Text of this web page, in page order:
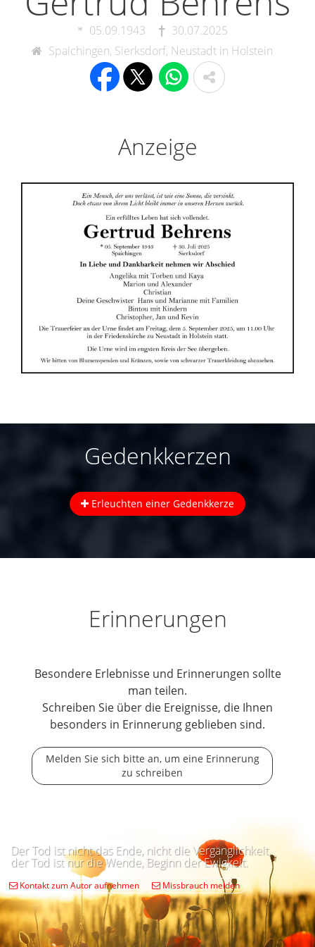
05.09.1943
30.07.2025
Spaichingen, Sierksdorf, Neustadt in Holstein
Anzeige
Gedenkkerzen
Erleuchten einer Gedenkkerze
Erinnerungen
Besondere Erlebnisse und Erinnerungen sollte
man teilen.
Schreiben Sie über die Ereignisse, die Ihnen
besonders in Erinnerung geblieben sind.
Melden Sie sich bitte an, um eine Erinnerung
zu schreiben
Der Tod ist nicht das Ende, nicht die Vergänglichkeit,
der Tod ist nur die Wende, Beginn der Ewigkeit.
Kontakt zum Autor aufnehmen Missbrauch melden